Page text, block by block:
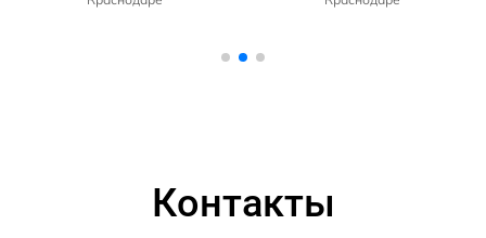
Контакты